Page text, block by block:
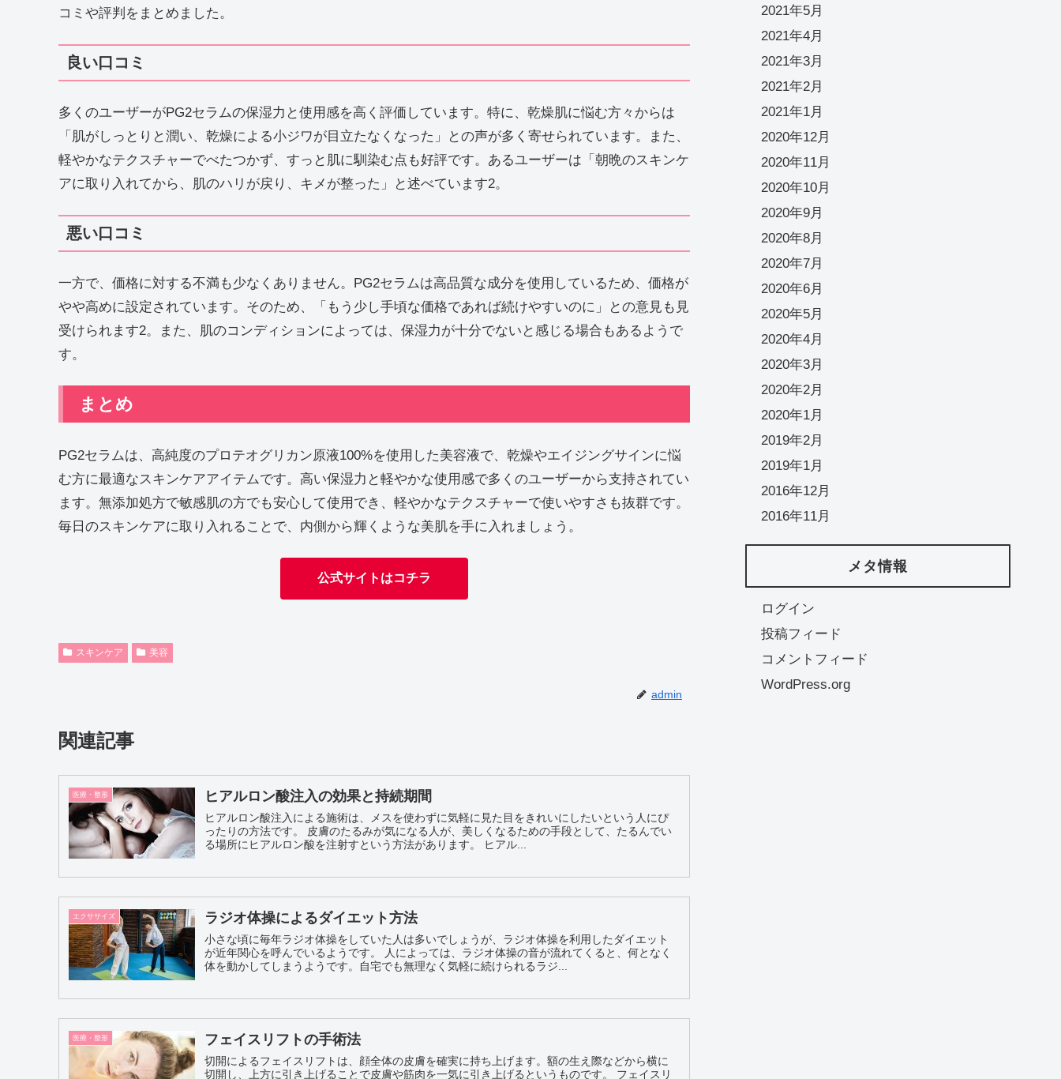
コミや評判をまとめました。
良い口コミ
多くのユーザーがPG2セラムの保湿力と使用感を高く評価しています。特に、乾燥肌に悩む方々からは
「肌がしっとりと潤い、乾燥による小ジワが目立たなくなった」との声が多く寄せられています。また、
軽やかなテクスチャーでべたつかず、すっと肌に馴染む点も好評です。あるユーザーは「朝晩のスキンケ
アに取り入れてから、肌のハリが戻り、キメが整った」と述べています2。
悪い口コミ
一方で、価格に対する不満も少なくありません。PG2セラムは高品質な成分を使用しているため、価格が
やや高めに設定されています。そのため、「もう少し手頃な価格であれば続けやすいのに」との意見も見
受けられます2。また、肌のコンディションによっては、保湿力が十分でないと感じる場合もあるようで
す。
まとめ
PG2セラムは、高純度のプロテオグリカン原液100%を使用した美容液で、乾燥やエイジングサインに悩
む方に最適なスキンケアアイテムです。高い保湿力と軽やかな使用感で多くのユーザーから支持されてい
ます。無添加処方で敏感肌の方でも安心して使用でき、軽やかなテクスチャーで使いやすさも抜群です。
毎日のスキンケアに取り入れることで、内側から輝くような美肌を手に入れましょう。
公式サイトはコチラ
スキンケア 美容
admin
関連記事
医療・整形 ヒアルロン酸注入の効果と持続期間
ヒアルロン酸注入による施術は、メスを使わずに気軽に見た目をきれいにしたいという人にぴ
ったりの方法です。 皮膚のたるみが気になる人が、美しくなるための手段として、たるんでい
る場所にヒアルロン酸を注射すという方法があります。 ヒアル...
エクササイズ ラジオ体操によるダイエット方法
小さな頃に毎年ラジオ体操をしていた人は多いでしょうが、ラジオ体操を利用したダイエット
が近年関心を呼んでいるようです。 人によっては、ラジオ体操の音が流れてくると、何となく
体を動かしてしまうようです。自宅でも無理なく気軽に続けられるラジ...
医療・整形 フェイスリフトの手術法
切開によるフェイスリフトは、顔全体の皮膚を確実に持ち上げます。額の生え際などから横に
切開し、上方に引き上げることで皮膚や筋肉を一気に引き上げるというものです。 フェイスリ
2021年5月
2021年4月
2021年3月
2021年2月
2021年1月
2020年12月
2020年11月
2020年10月
2020年9月
2020年8月
2020年7月
2020年6月
2020年5月
2020年4月
2020年3月
2020年2月
2020年1月
2019年2月
2019年1月
2016年12月
2016年11月
メタ情報
ログイン
投稿フィード
コメントフィード
WordPress.org